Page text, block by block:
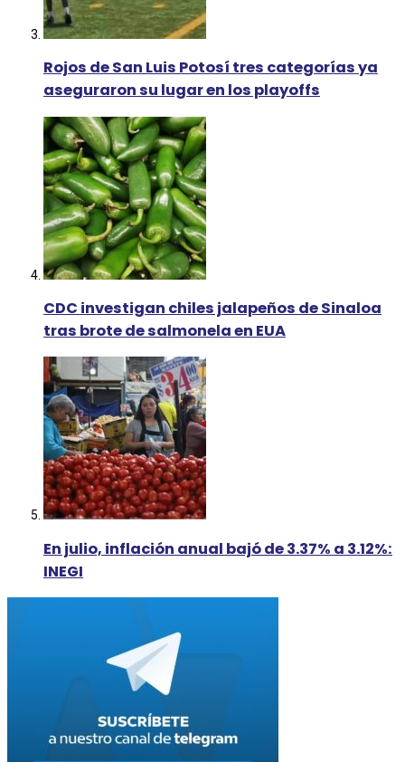
Rojos de San Luis Potosí tres categorías ya
aseguraron su lugar en los playoffs
CDC investigan chiles jalapeños de Sinaloa
tras brote de salmonela en EUA
En julio, inflación anual bajó de 3.37% a 3.12%:
INEGI